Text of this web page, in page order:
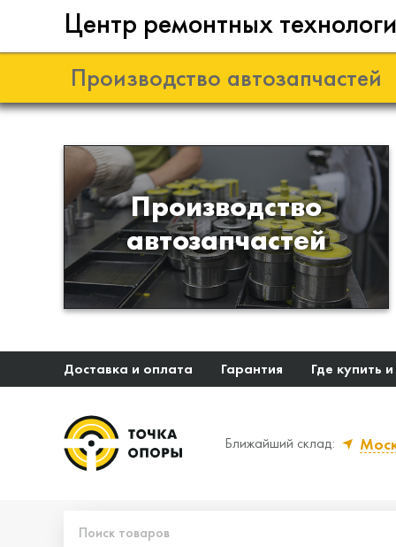
Центр ремонтных
Производство автозапчастей
Производство
автозапчастей
Разработка и
производство деталей из
эластомеров для подвески
автомобиля
Доставка и оплата Гарантия Где купить
Ближайший склад: